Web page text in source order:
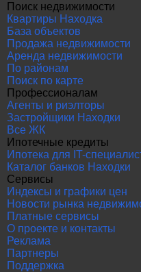
Поиск недвижимости
Квартиры Находка
База объектов
Продажа недвижимости
Аренда недвижимости
По районам
Поиск по карте
Профессионалам
Агенты и риэлторы
Застройщики Находки
Все ЖК
Ипотечные кредиты
Ипотека для IT-
Каталог банков Находки
Сервисы
Индексы и графики цен
Новости рынка
Платные сервисы
О проекте и контакты
Реклама
Партнеры
Поддержка